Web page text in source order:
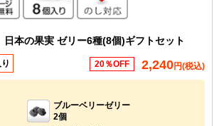
日本の果実 ゼリー6種(8個)ギフトセット
20％OFF 2,240円(税込)
ブルーベリーゼリー
2個